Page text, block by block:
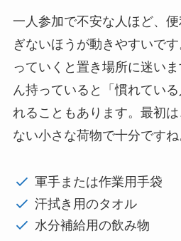
一人参加で不安な人ほど、
ぎないほうが動きやすいで
っていくと置き場所に迷い
ん持っていると「慣れてい
れることもあります。最初
ない小さな荷物で十分ですね
軍手または作業用手袋
汗拭き用のタオル
水分補給用の飲み物